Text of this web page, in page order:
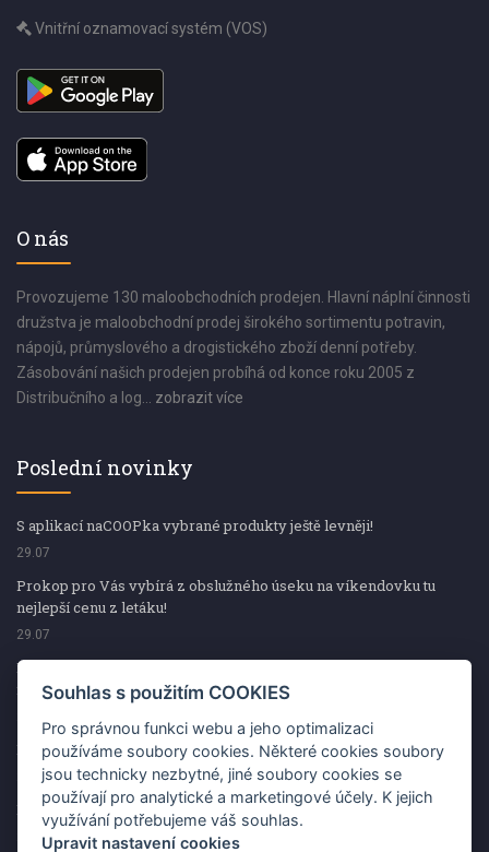
Vnitřní oznamovací systém (VOS)
O nás
Provozujeme 130 maloobchodních prodejen. Hlavní náplní činnosti
družstva je maloobchodní prodej širokého sortimentu potravin,
nápojů, průmyslového a drogistického zboží denní potřeby.
Zásobování našich prodejen probíhá od konce roku 2005 z
Distribučního a log... zobrazit více
Poslední novinky
S aplikací naCOOPka vybrané produkty ještě levněji!
29.07
Prokop pro Vás vybírá z obslužného úseku na víkendovku tu
nejlepší cenu z letáku!
29.07
Prokop pro Vás vybírá z obslužného úseku na víkendovku tu
nejlepší cenu z letáku!
Kup špekáčky od Váhaly a vyhraj s naCOOPkou sekerku Fiskars
29.07
Prokop pro Vás vybírá na víkendovku ty nejlepší ceny z letáku!
29.07
Souhlas s použitím COOKIES
Pro správnou funkci webu a jeho optimalizaci
používáme soubory cookies. Některé cookies soubory
jsou technicky nezbytné, jiné soubory cookies se
používají pro analytické a marketingové účely. K jejich
využívání potřebujeme váš souhlas.
Upravit nastavení cookies